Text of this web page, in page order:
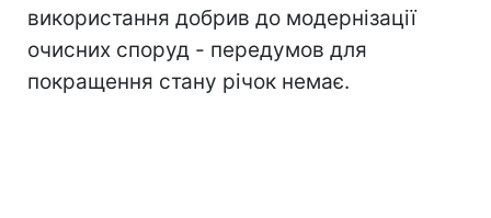
використання добрив до модернізації
очисних споруд - передумов для
покращення стану річок немає.